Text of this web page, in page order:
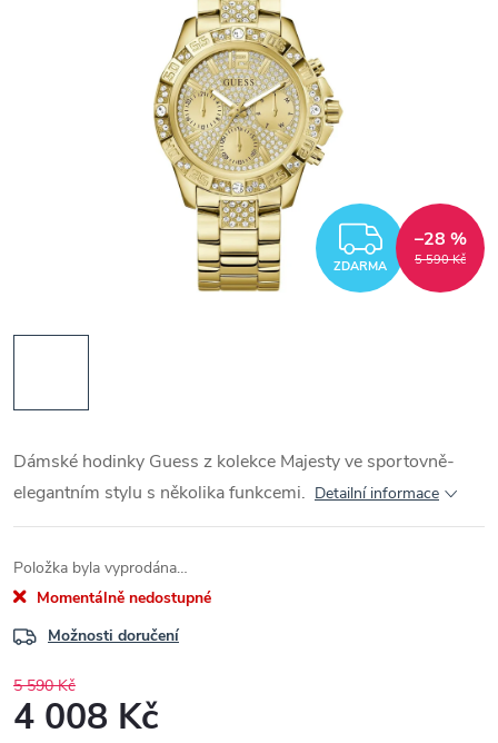
ZDARMA 5 590 Kč
–28 %
Dámské hodinky Guess z kolekce Majesty ve sportovně-
elegantním stylu s několika funkcemi. Detailní informace
Položka byla vyprodána…
Momentálně nedostupné
Možnosti doručení
5 590 Kč
4 008 Kč